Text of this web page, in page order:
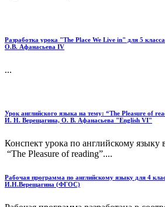
Разработка урока "The Place We Live in" для 5
О.В. Афанасьева IV
...
Урок английского языка на тему: “The Pleasure of
И. Н. Верещагина, О. В. Афанасьева "English VI"
Конспект урока по английскому языку
“The Pleasure of reading”....
Рабочая программа по английскому языку для 4
И.Н.Верещагина (ФГОС)